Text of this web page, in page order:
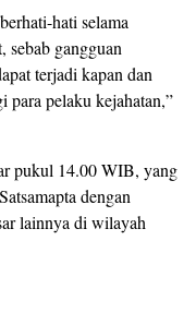
hati selama
sebab gangguan
terjadi kapan dan
para pelaku kejahatan,”
pukul 14.00 WIB, yang
dengan
lainnya di wilayah